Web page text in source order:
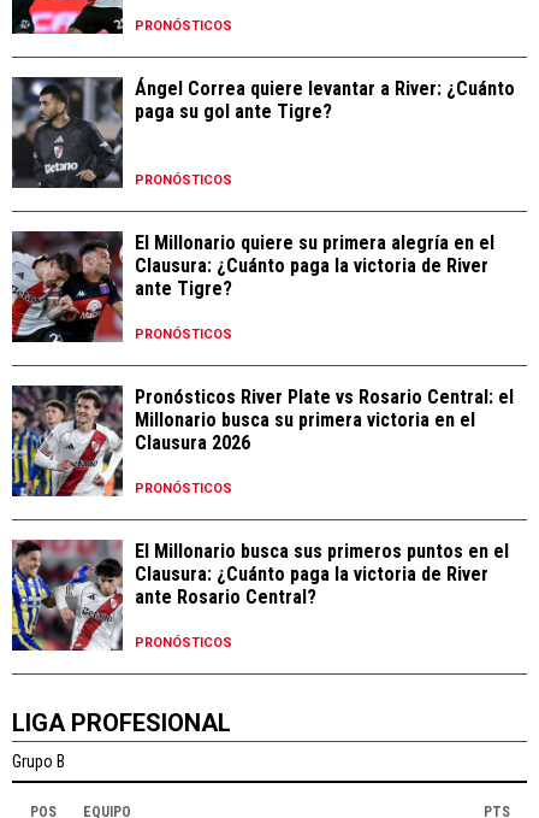
PRONÓSTICOS
Ángel Correa quiere levantar a River: ¿Cuánto
paga su gol ante Tigre?
PRONÓSTICOS
El Millonario quiere su primera alegría en el
Clausura: ¿Cuánto paga la victoria de River
ante Tigre?
PRONÓSTICOS
Pronósticos River Plate vs Rosario Central: el
Millonario busca su primera victoria en el
Clausura 2026
PRONÓSTICOS
El Millonario busca sus primeros puntos en el
Clausura: ¿Cuánto paga la victoria de River
ante Rosario Central?
PRONÓSTICOS
LIGA PROFESIONAL